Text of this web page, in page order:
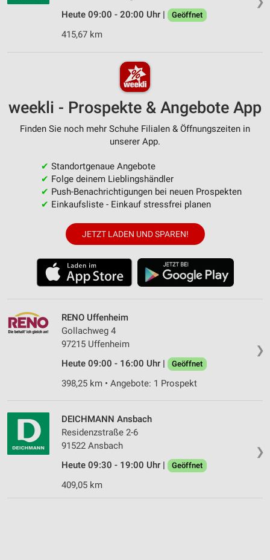
Heute 09:00 - 20:00 Uhr |
Geöffnet
415,67 km
weekli - Prospekte & Angebote App
Finden Sie noch mehr Schuhe Filialen & Öffnungszeiten in
unserer App.
✔ Standortgenaue Angebote
✔ Folge deinem Lieblingshändler
✔ Push-Benachrichtigungen bei neuen Prospekten
✔ Einkaufsliste - Einkauf stressfrei planen
JETZT LADEN UND SPAREN!
❯
RENO Uffenheim
Gollachweg 4
97215 Uffenheim
Heute 09:00 - 16:00 Uhr |
Geöffnet
398,25 km • Angebote: 1 Prospekt
❯
DEICHMANN Ansbach
Residenzstraße 2-6
91522 Ansbach
Heute 09:30 - 19:00 Uhr |
Geöffnet
409,05 km